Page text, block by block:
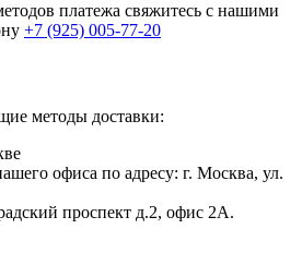
платежа свяжитесь с нашими
+7 (925) 005-77-20
методы доставки:
офиса по адресу: г. Москва, ул.
проспект д.2, офис 2А.